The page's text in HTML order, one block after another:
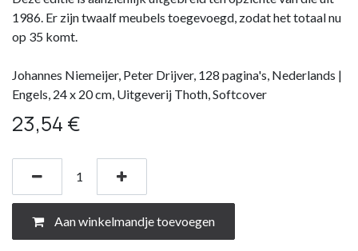
1986. Er zijn twaalf meubels toegevoegd, zodat het totaal nu
op 35 komt.
Johannes Niemeijer, Peter Drijver, 128 pagina's, Nederlands |
Engels, 24 x 20 cm, Uitgeverij Thoth, Softcover
23,54 €
Aan winkelmandje toevoegen